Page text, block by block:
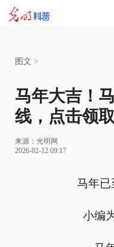
图文 >
马年大吉！
线，点击领取
来源： 光明网
2026-02-12 09:17
马年已
小编